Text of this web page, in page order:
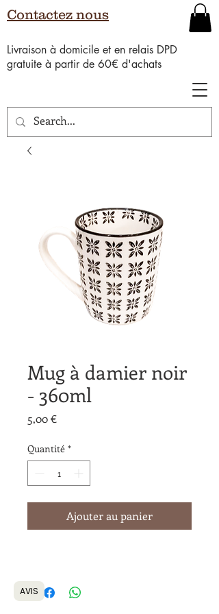
Livraison à domicile et en relais DPD
gratuite à partir de 60€ d'achats
Contactez nous
Mug à damier noir
- 360ml
5,00 €Prix
Quantité *
Ajouter au panier
AVIS